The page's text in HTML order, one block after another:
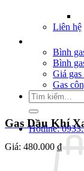
Liên hệ
Bình
Bình
Giá
Gas
Tìm
kiếm:
Hotline:
Gas Dầu Khí
Giá: 480.000 ₫